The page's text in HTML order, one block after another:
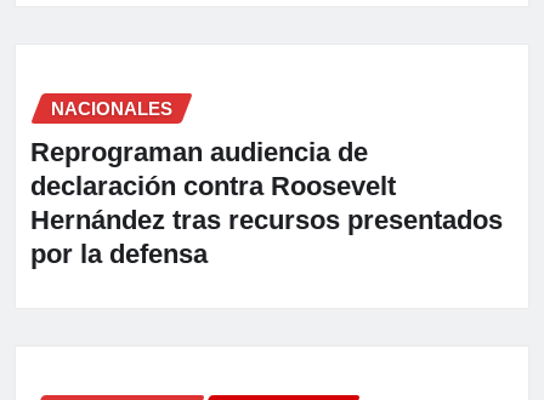
NACIONALES
Reprograman audiencia de
declaración contra Roosevelt
Hernández tras recursos presentados
por la defensa